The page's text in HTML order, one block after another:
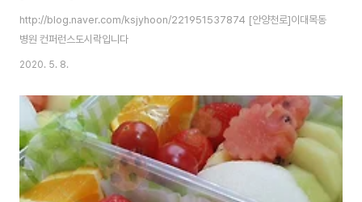
http://blog.naver.com/ksjyhoon/221951537874 [안양천로]이대목동
병원 컨퍼런스도시락입니다
2020. 5. 8.